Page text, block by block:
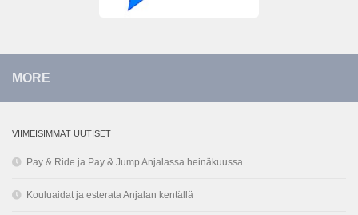
MORE
VIIMEISIMMÄT UUTISET
Pay & Ride ja Pay & Jump Anjalassa heinäkuussa
Kouluaidat ja esterata Anjalan kentällä